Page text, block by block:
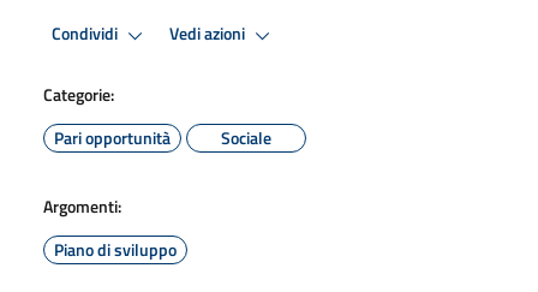
Condividi Vedi azioni
Categorie:
Pari opportunità
Sociale
Argomenti:
Piano di sviluppo